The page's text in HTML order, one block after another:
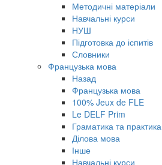
Методичні матеріали
Навчальні курси
НУШ
Підготовка до іспитів
Словники
Французька мова
Назад
Французька мова
100% Jeux de FLE
Le DELF Prim
Граматика та практика
Ділова мова
Інше
Навчальні курси